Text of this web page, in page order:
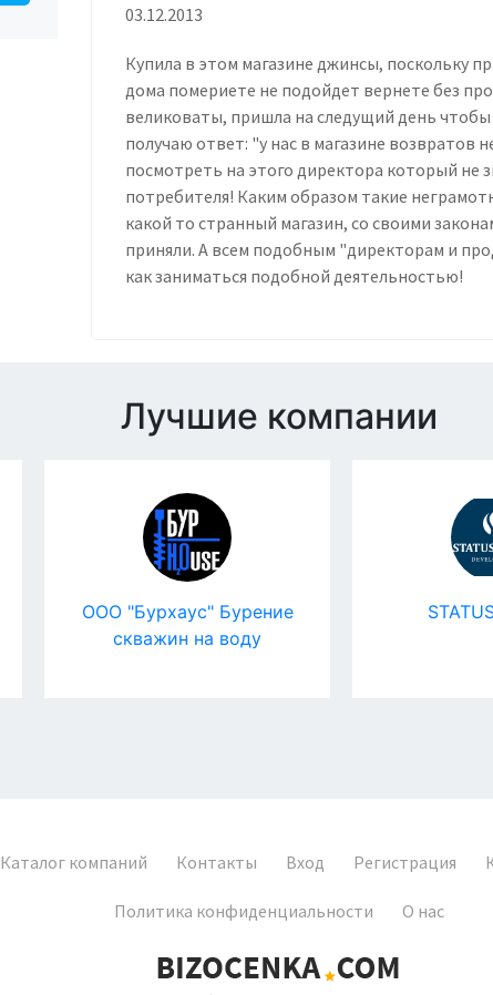
03.12.2013
Купила в этом магазине джинсы, поскольку
дома помериете не подойдет вернете без
великоваты, пришла на следущий день
получаю ответ: "у нас в магазине возвратов
посмотреть на этого директора который не
потребителя! Каким образом такие
какой то странный магазин, со своими
приняли. А всем подобным "директорам и
как заниматься подобной деятельностью!
Лучшие компании
ООО "Бурхаус" Бурение
скважин на воду
STATUS
Каталог компаний Контакты Вход Регистрация
Политика конфиденциальности О нас